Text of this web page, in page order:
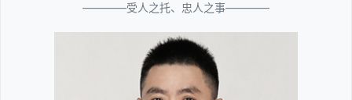
————受人之托、忠人之事————